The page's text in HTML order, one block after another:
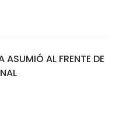
AL FRENTE DE